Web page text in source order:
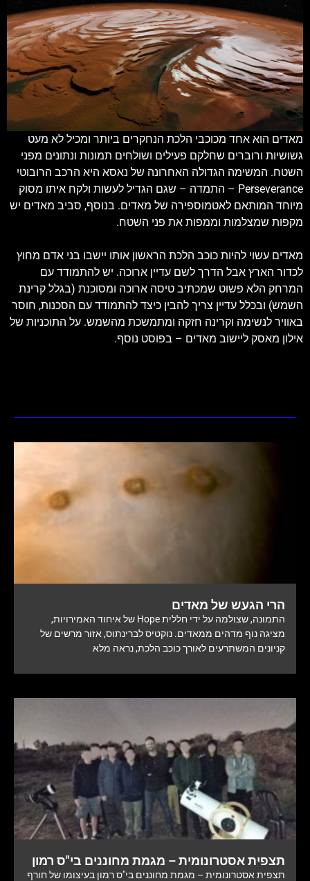
מאדים הוא אחד מכוכבי הלכת הנחקרים ביותר ומכיל לא מעט
גשושיות ורוברים שחלקם פעילים ושולחים תמונות ונתונים מפני
השטח. המשימה הגדולה האחרונה של נאסא היא הרכב הרובוטי
Perseverance – התמדה – שגם הגדיל לעשות ולקח איתו מסוק
מיוחד המותאם לאטמוספירה של מאדים. בנוסף, סביב מאדים יש
מקפות שמצלמות וממפות את פני השטח.
מאדים עשוי להיות כוכב הלכת הראשון אותו יישבו בני אדם מחוץ
לכדור הארץ אבל הדרך לשם עדיין ארוכה. יש להתמודד עם
המרחק הלא פשוט שמכתיב טיסה ארוכה ומסוכנת (בגלל קרינת
השמש) ובכלל עדיין צריך להבין כיצד להתמודד עם הסכנות, חוסר
באוויר לנשימה וקרינה חזקה ומתמשכת מהשמש. על התוכניות של
אילון מאסק ליישוב מאדים – בפוסט נוסף.
הרי הגעש של מאדים
התמונה, שצולמה על ידי חללית Hope של איחוד האמירויות,
מציגה נוף מדהים ממאדים. נוקטיס לברינתוס, אזור מרשים של
קניונים המשתרעים לאורך כוכב הלכת, נראה מלא
תצפית אסטרונומית – מגמת מחוננים בי"ס רמון
תצפית אסטרונומית – מגמת מחוננים בי"ס רמון בעיצומו של חורף